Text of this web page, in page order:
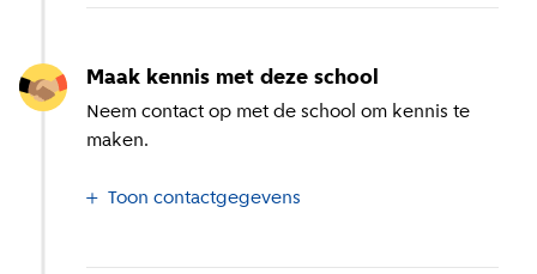
Maak kennis met deze school
Neem contact op met de school om kennis te
maken.
Toon contactgegevens